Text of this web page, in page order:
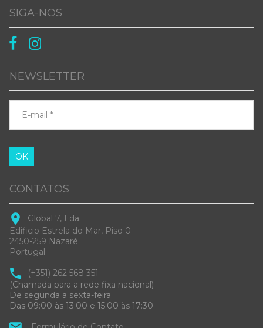
SIGA-NOS
 
NEWSLETTER
ОК
CONTATOS
Global 7, Lda.
Edificio Estrela do Mar, Piso 0
2450-259 Nazaré
Portugal
(+351) 262 568 351
(Chamada para a rede fixa nacional)
De segunda a sexta-feira
Das 09:00 às 13:00 e 15:00 às 17:30